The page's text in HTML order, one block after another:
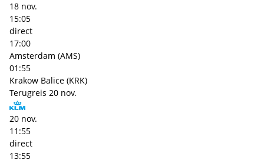
18 nov.
15:05
direct
17:00
Amsterdam (AMS)
01:55
Krakow Balice (KRK)
Terugreis 20 nov.
20 nov.
11:55
direct
13:55